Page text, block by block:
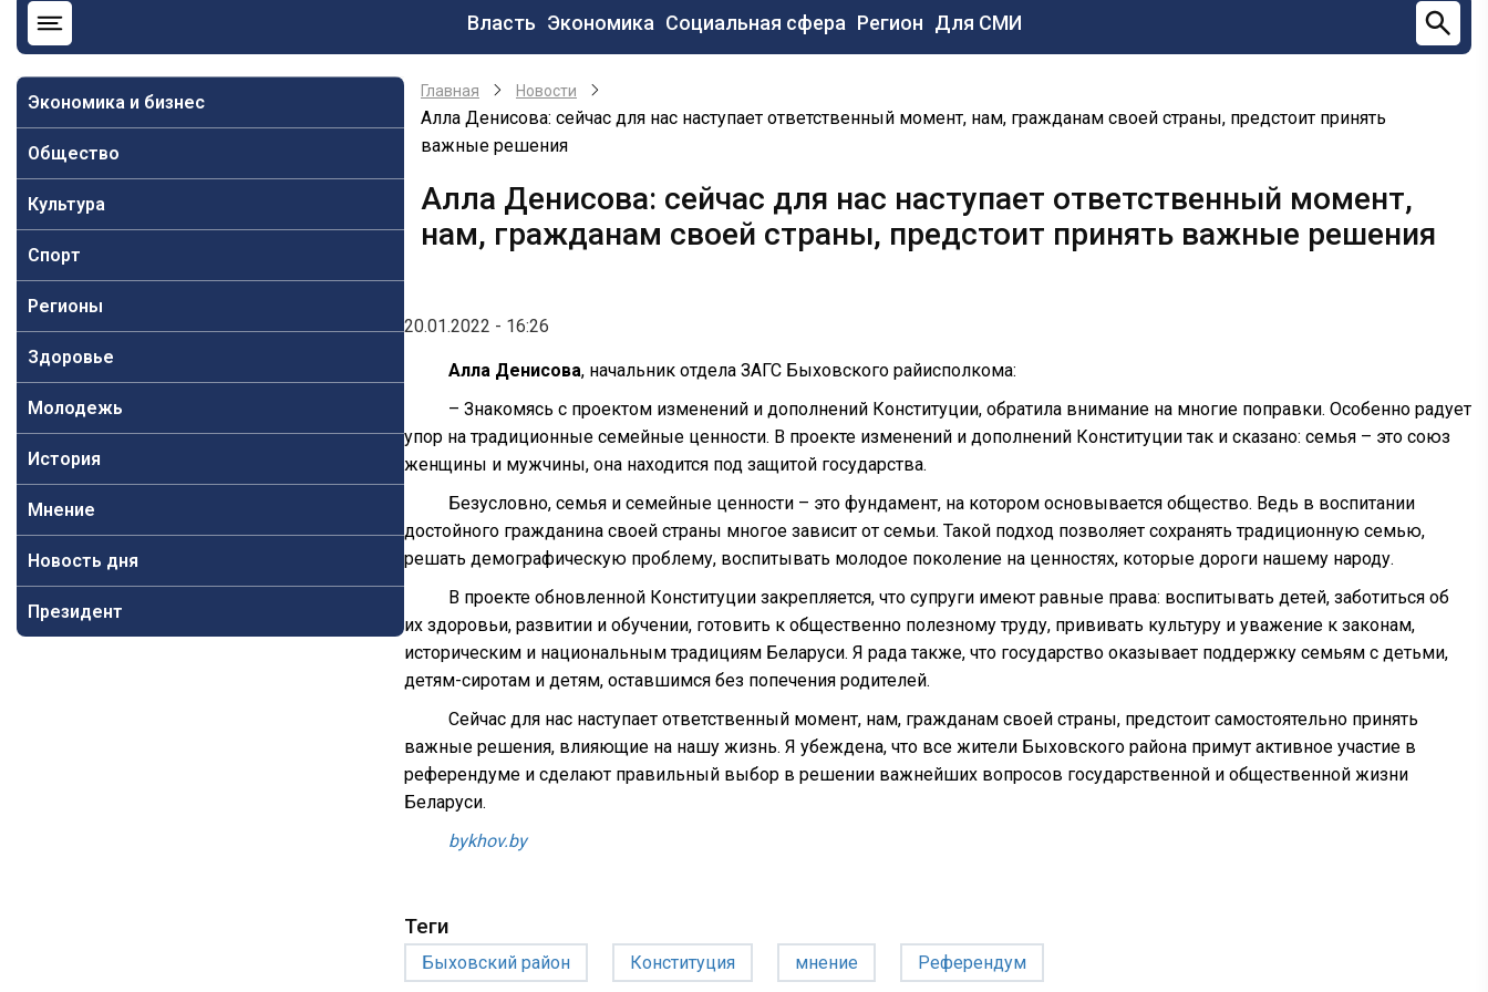
Основная
навигация
Власть Экономика Социальная сфера Регион Для СМИ
Экономика и бизнес
Общество
Культура
Спорт
Регионы
Здоровье
Молодежь
История
Мнение
Новость дня
Президент
Главная Новости
Алла Денисова: сейчас для нас наступает ответственный момент, нам, гражданам своей страны, предстоит принять
важные решения
Алла Денисова: сейчас для нас наступает ответственный момент,
нам, гражданам своей страны, предстоит принять важные решения
20.01.2022 - 16:26
Алла Денисова, начальник отдела ЗАГС Быховского райисполкома:
– Знакомясь с проектом изменений и дополнений Конституции, обратила внимание на многие поправки. Особенно радует
упор на традиционные семейные ценности. В проекте изменений и дополнений Конституции так и сказано: семья – это союз
женщины и мужчины, она находится под защитой государства.
Безусловно, семья и семейные ценности – это фундамент, на котором основывается общество. Ведь в воспитании
достойного гражданина своей страны многое зависит от семьи. Такой подход позволяет сохранять традиционную семью,
решать демографическую проблему, воспитывать молодое поколение на ценностях, которые дороги нашему народу.
В проекте обновленной Конституции закрепляется, что супруги имеют равные права: воспитывать детей, заботиться об
их здоровьи, развитии и обучении, готовить к общественно полезному труду, прививать культуру и уважение к законам,
историческим и национальным традициям Беларуси. Я рада также, что государство оказывает поддержку семьям с детьми,
детям-сиротам и детям, оставшимся без попечения родителей.
Сейчас для нас наступает ответственный момент, нам, гражданам своей страны, предстоит самостоятельно принять
важные решения, влияющие на нашу жизнь. Я убеждена, что все жители Быховского района примут активное участие в
референдуме и сделают правильный выбор в решении важнейших вопросов государственной и общественной жизни
Беларуси.
bykhov.by
Теги
Быховский район Конституция мнение Референдум